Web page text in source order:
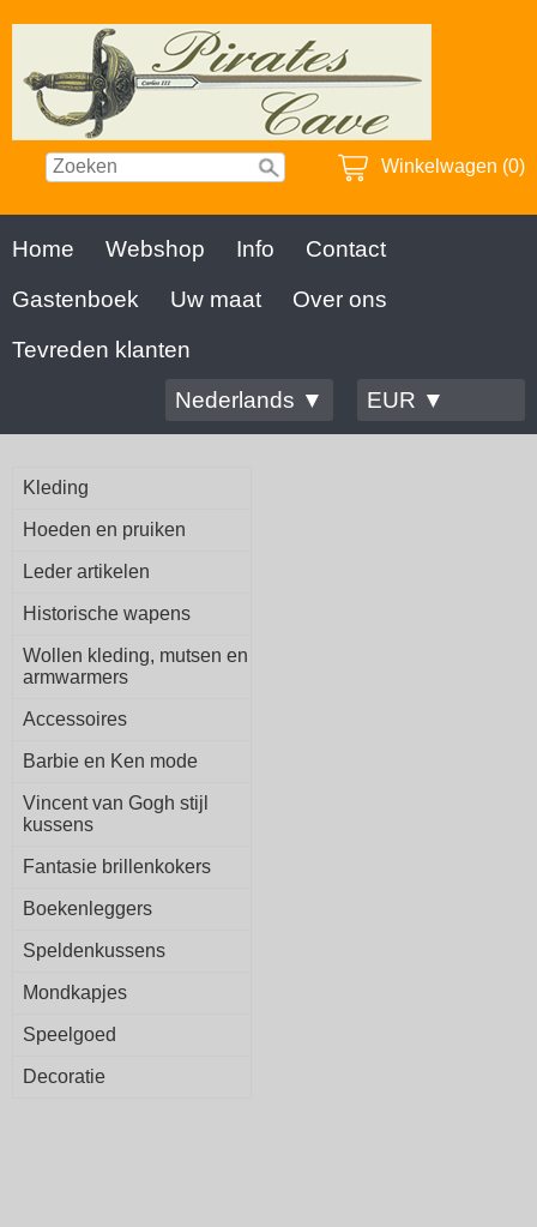
Winkelwagen (0)
Home Webshop Info
Contact
Gastenboek
Uw maat
Over ons
Tevreden klanten
Nederlands ▼
EUR ▼
Kleding
Hoeden en pruiken
Leder artikelen
Historische wapens
Wollen kleding, mutsen en
armwarmers
Accessoires
Barbie en Ken mode
Vincent van Gogh stijl
kussens
Fantasie brillenkokers
Boekenleggers
Speldenkussens
Mondkapjes
Speelgoed
Decoratie